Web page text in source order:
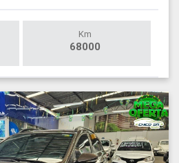
Km
68000